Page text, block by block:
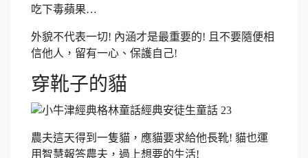
吃下毒蘋果…
外貌不代表一切! 內涵才是最重要的! 且不要隨便相
信他人，留有一心、保護自己!
穿靴子的貓
農夫這天得到一隻貓，應貓要求給他長靴! 貓也運
用智慧報答農夫，過上想要的生活!